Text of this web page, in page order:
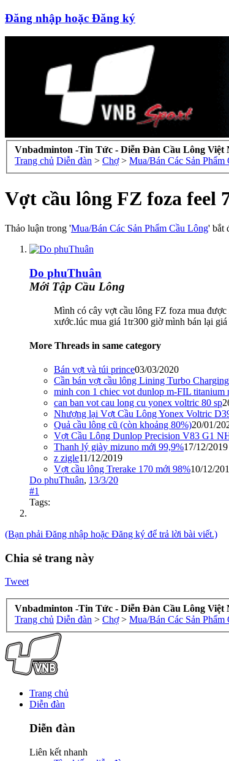
Đăng nhập hoặc Đăng ký
Vnbadminton -Tin Tức - Diễn Đàn Cầu Lông Việt
Trang chủ Diễn đàn > Chợ > Mua/Bán Các Sản Phẩm
Vợt cầu lông FZ foza feel
Thảo luận trong 'Mua/Bán Các Sản Phẩm Cầu Lông' bắt
Do phuThuân
Mới Tập Cầu Lông
Mình có cây vợt cầu lông FZ foza mua
xước.lúc mua giá 1tr300 giờ mình bán lại
More Threads in same category
Bán vợt và túi prince03/03/2020
Cần bán vợt cầu lông Lining Turbo
minh con 1 chiec vot dunlop m-FIL titanium
can ban vot cau long cu yonex voltric 80 sp
Nhượng lại Vợt Cầu Lông Yonex Voltric
Quả cầu lông cũ (còn khoảng 80%)20/01/
Vợt Cầu Lông Dunlop Precision V83 G1
Thanh lý giày mizuno mới 99,9%17/12/2019
z zigle11/12/2019
Vợt cầu lông Trerake 170 mới 98%10/12/
Do phuThuân, 13/3/20
#1
Tags:
(Bạn phải Đăng nhập hoặc Đăng ký để trả lời bài viết.)
Chia sẻ trang này
Tweet
Vnbadminton -Tin Tức - Diễn Đàn Cầu Lông Việt
Trang chủ Diễn đàn > Chợ > Mua/Bán Các Sản Phẩm
Trang chủ
Diễn đàn
Diễn đàn
Liên kết nhanh